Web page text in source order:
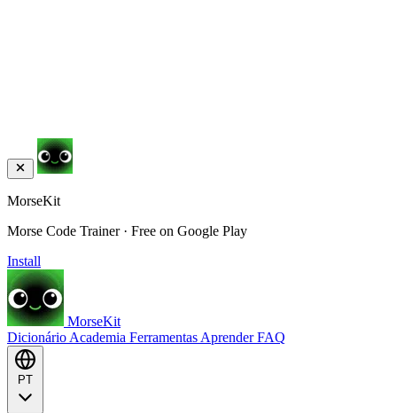
MorseKit
Morse Code Trainer · Free on Google Play
Install
MorseKit
Dicionário Academia Ferramentas AprenderFAQ